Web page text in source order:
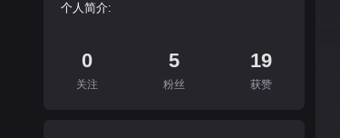
个人简介:
0
关注
5
粉丝
19
获赞